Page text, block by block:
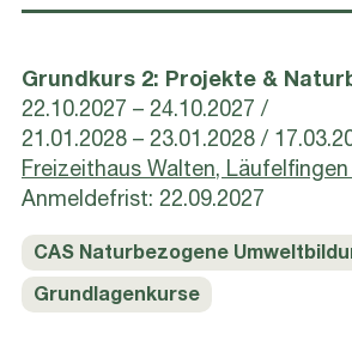
Grundkurs 2: Projekte &
22.10.2027 – 24.10.2027
21.01.2028 – 23.01.2028
Freizeithaus Walten, Läufelfingen
Anmeldefrist: 22.09.2027
CAS Naturbezogene
Grundlagenkurse